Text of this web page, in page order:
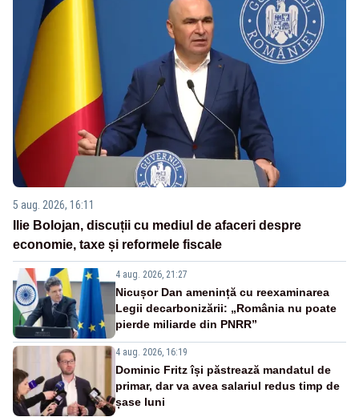
5 aug. 2026, 16:11
Ilie Bolojan, discuții cu mediul de afaceri despre
economie, taxe și reformele fiscale
4 aug. 2026, 21:27
Nicușor Dan amenință cu reexaminarea
Legii decarbonizării: „România nu poate
pierde miliarde din PNRR”
4 aug. 2026, 16:19
Dominic Fritz își păstrează mandatul de
primar, dar va avea salariul redus timp de
șase luni